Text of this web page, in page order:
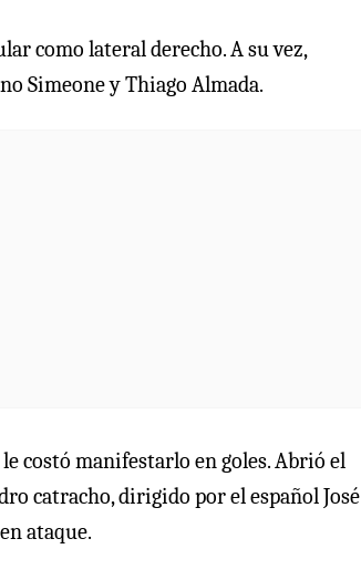
como lateral derecho. A su vez,
Simeone y Thiago Almada.
costó manifestarlo en goles. Abrió el
catracho, dirigido por el español José
ataque.